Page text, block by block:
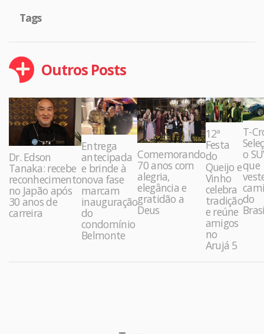
Tags
Outros Posts
Dr. Edson
Tanaka: recebe
reconhecimento
no Japão após
30 anos de
carreira
Entrega
antecipada
e brinde à
nova fase
marcam
inauguração
do
condomínio
Belmonte
Comemorando
70 anos com
alegria,
elegância e
gratidão a
Deus
12ª
Festa
do
Queijo e
Vinho
celebra
tradição
e reúne
amigos
no
Arujá 5
T-
o
que
do